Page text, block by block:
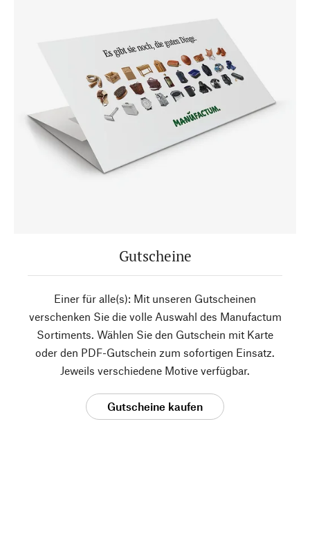
Gutscheine
Einer für alle(s): Mit unseren Gutscheinen
verschenken Sie die volle Auswahl des Manufactum
Sortiments. Wählen Sie den Gutschein mit Karte
oder den PDF-Gutschein zum sofortigen Einsatz.
Jeweils verschiedene Motive verfügbar.
Gutscheine kaufen